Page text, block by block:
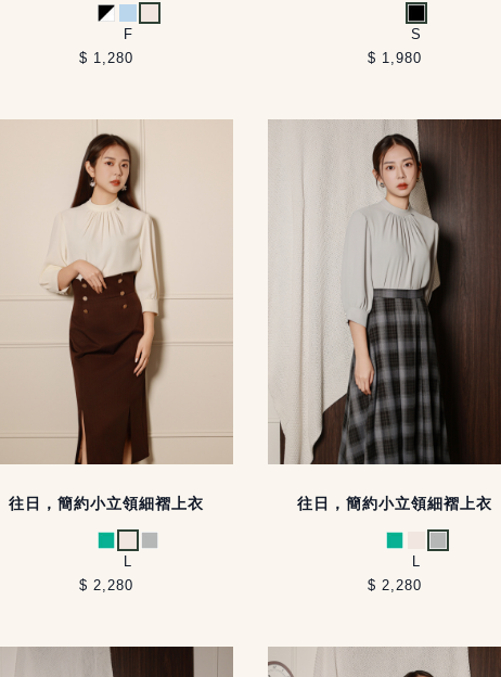
黑白淺藍米白
F
$ 1,280
黑
S
$ 1,980
往日，簡約小立領細褶上衣
薄荷綠
米白淺灰
$ 2,280
往日，簡約小立領細褶上衣
薄荷綠
米白淺灰
$ 2,280